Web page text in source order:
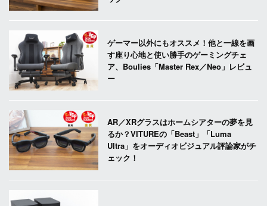
ゲーマー以外にもオススメ！他と一線を画
す座り心地と使い勝手のゲーミングチェ
ア、Boulies「Master Rex／Neo」レビュ
ー
AR／XRグラスはホームシアターの夢を見
るか？VITUREの「Beast」「Luma
Ultra」をオーディオビジュアル評論家がチ
ェック！